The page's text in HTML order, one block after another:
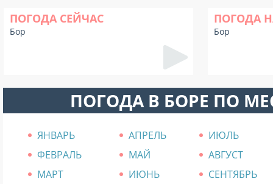
ПОГОДА СЕЙЧАС
Бор
ПОГОДА
Бор
ПОГОДА В БОРЕ ПО
ЯНВАРЬ АПРЕЛЬ
ИЮЛЬ
ФЕВРАЛЬ
МАЙ
АВГУСТ
МАРТ
ИЮНЬ СЕНТЯБРЬ